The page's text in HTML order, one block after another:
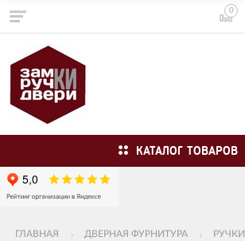
0
КАТАЛОГ ТОВАРОВ
ГЛАВНАЯ ДВЕРНАЯ ФУРНИТУРА РУЧКИ